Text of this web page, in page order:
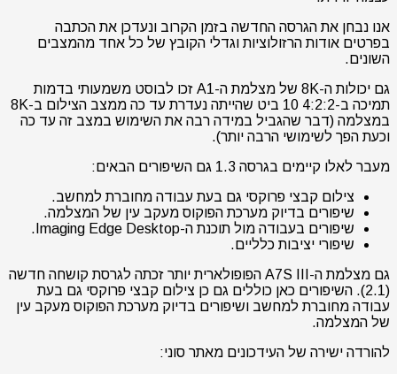
אנו נבחן את הגרסה החדשה בזמן הקרוב ונעדכן את הכתבה
בפרטים אודות הרזולוציות וגדלי הקובץ של כל אחד מהמצבים
השונים.
גם יכולות ה-8K של מצלמת ה-A1 זכו לבוסט משמעותי בדמות
תמיכה ב-4:2:2 10 ביט שהייתה נעדרת עד כה ממצב הצילום ב-8K
במצלמה (דבר שהגביל במידה רבה את השימוש במצב זה עד כה
וכעת הפך לשימושי הרבה יותר).
מעבר לאלו קיימים בגרסה 1.3 גם השיפורים הבאים:
צילום קבצי פרוקסי גם בעת עבודה מחוברת למחשב.
שיפורים בדיוק מערכת הפוקוס מעקב עין של המצלמה.
שיפורים בעבודה מול תוכנת ה-Imaging Edge Desktop.
שיפורי יציבות כלליים.
גם מצלמת ה-A7S III הפופולארית יותר זכתה לגרסת קושחה חדשה
(2.1). השיפורים כאן כוללים גם כן צילום קבצי פרוקסי גם בעת
עבודה מחוברת למחשב ושיפורים בדיוק מערכת הפוקוס מעקב עין
של המצלמה.
להורדה ישירה של העידכונים מאתר סוני: